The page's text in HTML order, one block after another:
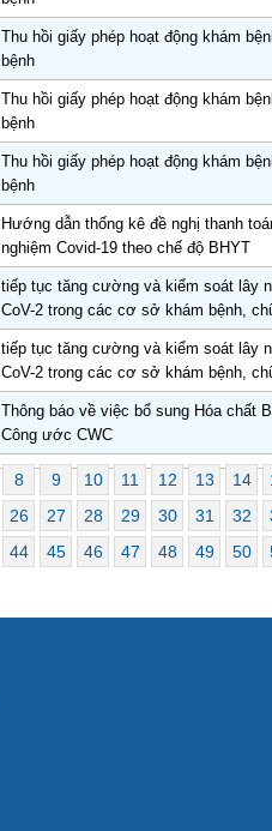
Thu hồi giấy phép hoạt động khám
bệnh
Thu hồi giấy phép hoạt động khám
bệnh
Thu hồi giấy phép hoạt động khám
bệnh
Hướng dẫn thống kê đề nghị thanh
nghiệm Covid-19 theo chế độ BHYT
tiếp tục tăng cường và kiểm soát lây
CoV-2 trong các cơ sở khám bệnh,
tiếp tục tăng cường và kiểm soát lây
CoV-2 trong các cơ sở khám bệnh,
Thông báo về việc bổ sung Hóa chất
Công ước CWC
8 9 10 11 12 13 14
26 27 28 29 30 31 32
44 45 46 47 48 49 50